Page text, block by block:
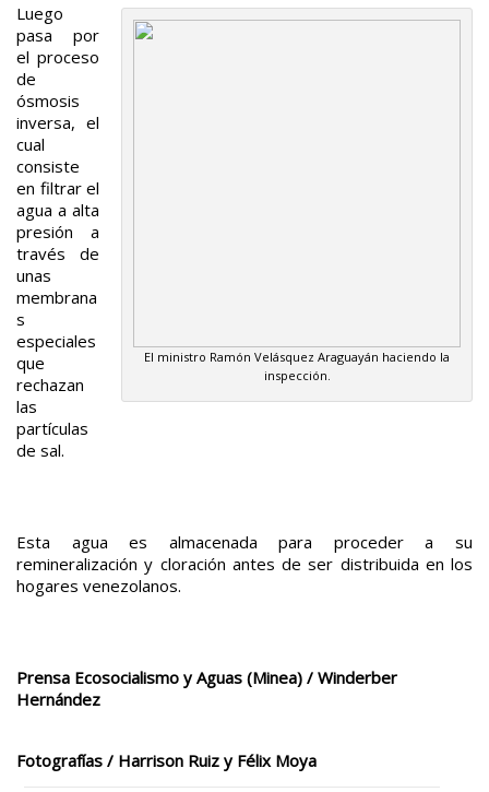
El ministro Ramón Velásquez Araguayán haciendo la
inspección.
Luego
pasa por
el proceso
de
ósmosis
inversa, el
cual
consiste
en filtrar el
agua a alta
presión a
través de
unas
membrana
s
especiales
que
rechazan
las
partículas
de sal.
Esta agua es almacenada para proceder a su
remineralización y cloración antes de ser distribuida en los
hogares venezolanos.
Prensa Ecosocialismo y Aguas (Minea) / Winderber
Hernández
Fotografías / Harrison Ruiz y Félix Moya